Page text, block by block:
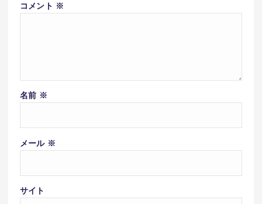
コメント ※
名前 ※
メール ※
サイト